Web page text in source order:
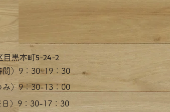
目黒本町5-24-2
間）​9：30-19：30
み）9：30-13：00
）9：30-17：30